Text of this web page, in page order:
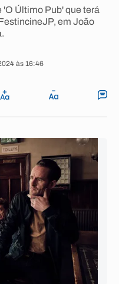
Último Pub' que terá
em João
às 16:46